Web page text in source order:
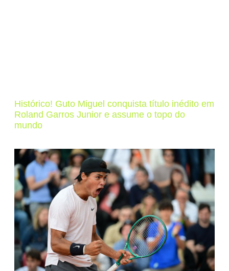
Histórico! Guto Miguel conquista título inédito em
Roland Garros Junior e assume o topo do
mundo